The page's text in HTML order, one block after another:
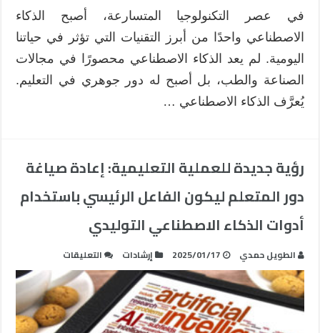
في عصر التكنولوجيا المتسارعة، أصبح الذكاء
الاصطناعي واحدًا من أبرز التقنيات التي تؤثر في حياتنا
اليومية. لم يعد الذكاء الاصطناعي محصورًا في مجالات
الصناعة والطب، بل أصبح له دور جوهري في التعليم.
يُعرَّف الذكاء الاصطناعي …
رؤية جديدة للعملية التعليمية: إعادة صياغة
دور المتعلم ليكون الفاعل الرئيسي باستخدام
أدوات الذكاء الاصطناعي التوليدي
الطويل حمدي 2025/01/17 إرشادات التعليقات
رؤية
جديدة
للعملية
التعليمية: